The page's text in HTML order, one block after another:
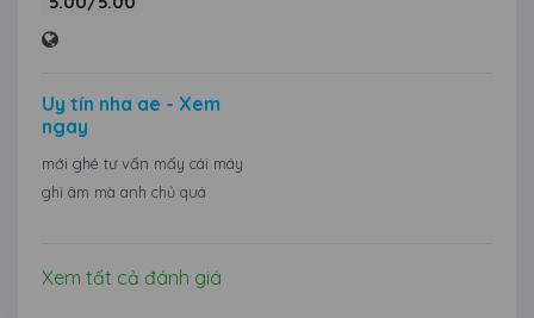
Uy tín nha ae - Xem
ngay
mới ghé tư vấn mấy cái máy
ghi âm mà anh chủ quá
Xem tất cả đánh giá